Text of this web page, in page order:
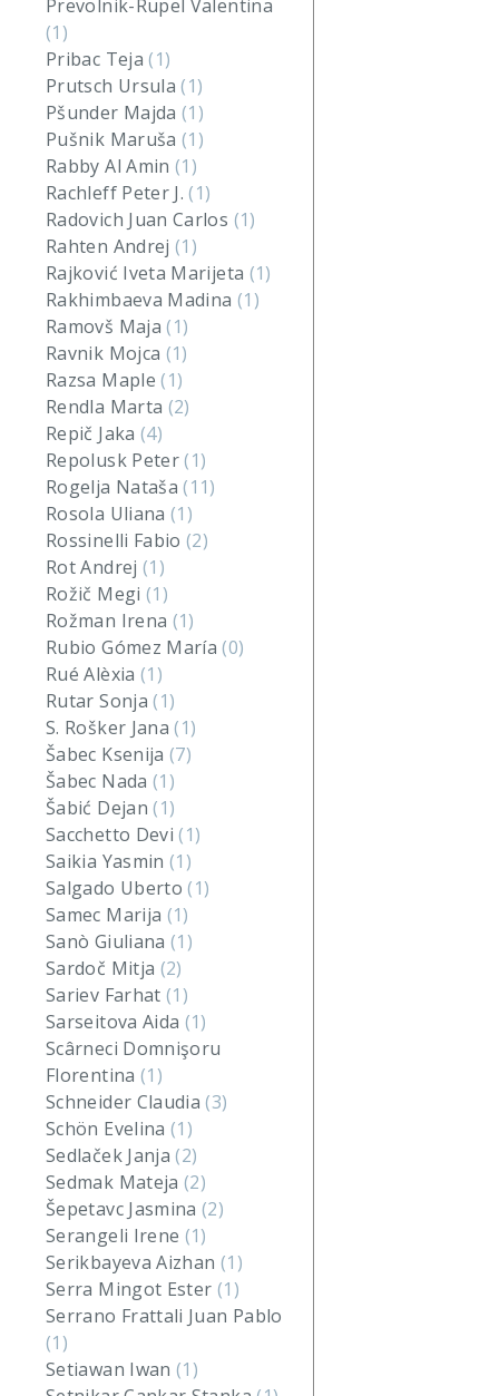
Prevolnik-Rupel Valentina
(1)
Pribac Teja(1)
Prutsch Ursula(1)
Pšunder Majda(1)
Pušnik Maruša(1)
Rabby Al Amin(1)
Rachleff Peter J.(1)
Radovich Juan Carlos (1)
Rahten Andrej(1)
Rajković Iveta Marijeta (1)
Rakhimbaeva Madina (1)
Ramovš Maja(1)
Ravnik Mojca (1)
Razsa Maple(1)
Rendla Marta (2)
Repič Jaka (4)
Repolusk Peter(1)
Rogelja Nataša(11)
Rosola Uliana(1)
Rossinelli Fabio(2)
Rot Andrej (1)
Rožič Megi (1)
Rožman Irena (1)
Rubio Gómez María(0)
Rué Alèxia (1)
Rutar Sonja(1)
S. Rošker Jana(1)
Šabec Ksenija(7)
Šabec Nada (1)
Šabić Dejan(1)
Sacchetto Devi(1)
Saikia Yasmin(1)
Salgado Uberto(1)
Samec Marija (1)
Sanò Giuliana(1)
Sardoč Mitja (2)
Sariev Farhat(1)
Sarseitova Aida (1)
Scârneci Domnişoru
Florentina (1)
Schneider Claudia(3)
Schön Evelina(1)
Sedlaček Janja(2)
Sedmak Mateja(2)
Šepetavc Jasmina(2)
Serangeli Irene (1)
Serikbayeva Aizhan (1)
Serra Mingot Ester (1)
Serrano Frattali Juan Pablo
(1)
Setiawan Iwan(1)